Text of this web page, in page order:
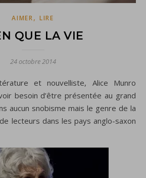
AIMER, LIRE
QUE LA VIE
24 octobre 2014
besoin d’être présentée au grand
aucun snobisme mais le genre de la
lecteurs dans les pays anglo-saxon